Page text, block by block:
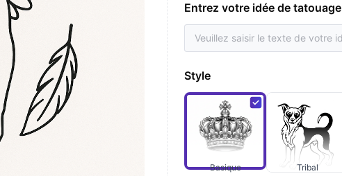
Entrez votre idée de tatouage
Style
Basique Tribal